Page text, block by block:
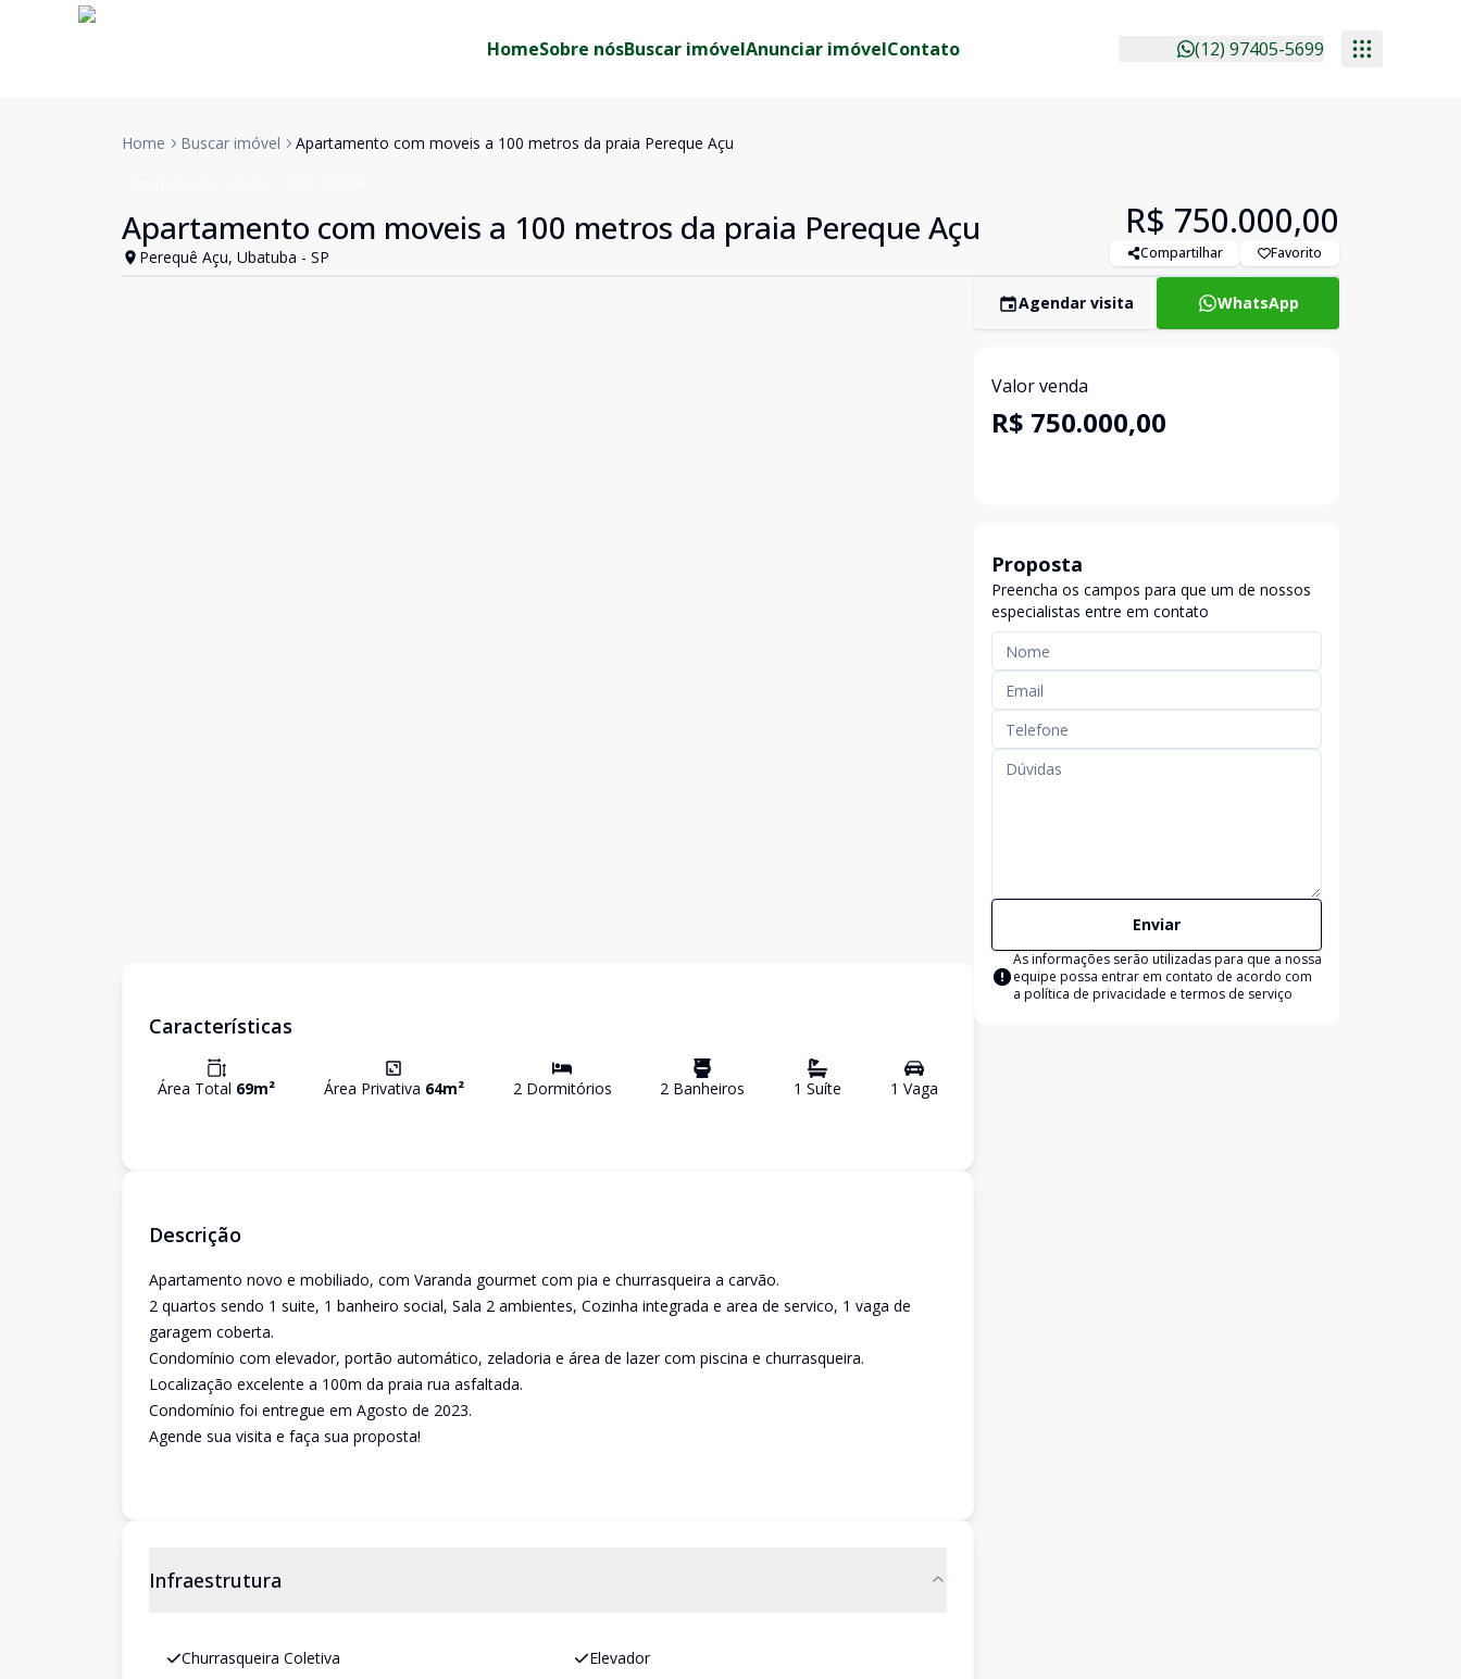
HomeSobre nósBuscar imóvelAnunciar imóvelContato (12) 97405-5699
Home Buscar imóvel Apartamento com moveis a 100 metros da praia Pereque Açu
Apartamento com moveis a 100 metros da praia Pereque Açu
Perequê Açu, Ubatuba - SP
R$ 750.000,00
Compartilhar Favorito
Características
Área Total 69m² Área Privativa 64m² 2Dormitórios 2 Banheiros 1 Suíte 1 Vaga
Descrição
Apartamento novo e mobiliado, com Varanda gourmet com pia e churrasqueira a carvão.
2 quartos sendo 1 suite, 1 banheiro social, Sala 2 ambientes, Cozinha integrada e area de servico, 1 vaga de
garagem coberta.
Condomínio com elevador, portão automático, zeladoria e área de lazer com piscina e churrasqueira.
Localização excelente a 100m da praia rua asfaltada.
Condomínio foi entregue em Agosto de 2023.
Agende sua visita e faça sua proposta!
Infraestrutura
Churrasqueira Coletiva Elevador
Agendar visita WhatsApp
Valor venda
R$ 750.000,00
Proposta
Preencha os campos para que um de nossos
especialistas entre em contato
Enviar
As informações serão utilizadas para que a nossa
equipe possa entrar em contato de acordo com
a política de privacidade e termos de serviço